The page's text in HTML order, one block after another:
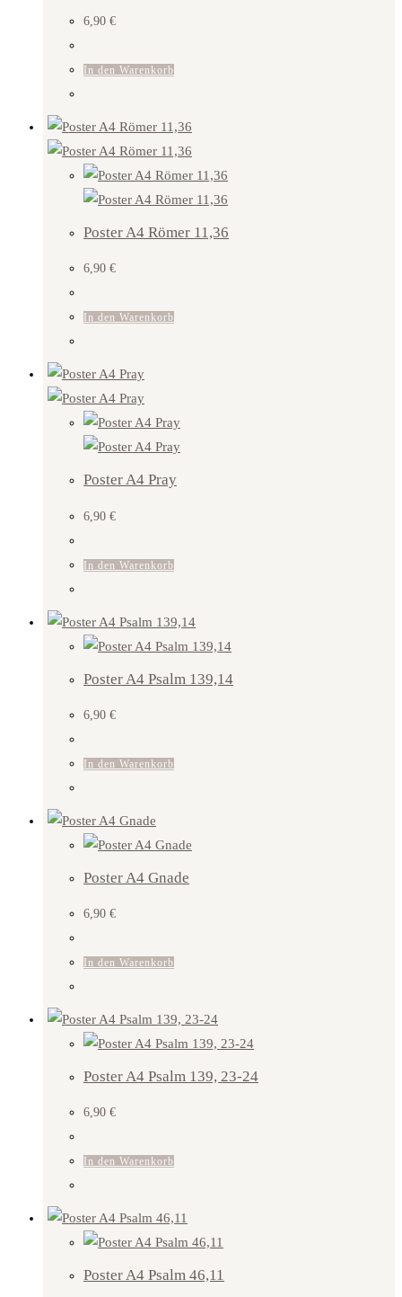
6,90 €
In den Warenkorb
Poster A4 Römer 11,36
6,90 €
In den Warenkorb
Poster A4 Pray
6,90 €
In den Warenkorb
Poster A4 Psalm 139,14
6,90 €
In den Warenkorb
Poster A4 Gnade
6,90 €
In den Warenkorb
Poster A4 Psalm 139, 23-24
6,90 €
In den Warenkorb
Poster A4 Psalm 46,11